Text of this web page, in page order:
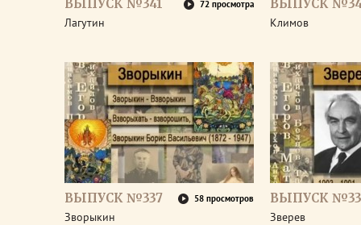
ВЫПУСК №341 72 просмотра
Лагутин
ВЫПУСК
Климов
ВЫПУСК №337 58 просмотров
Зворыкин
ВЫПУСК
Зверев